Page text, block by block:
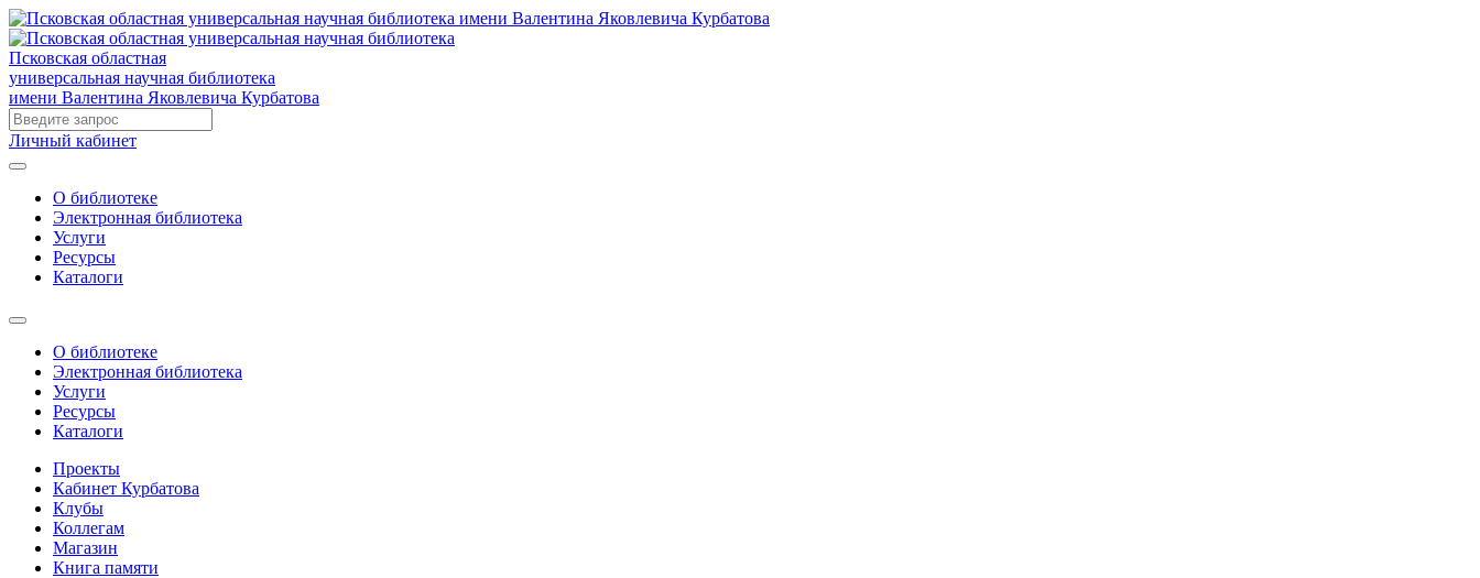
Псковская областная
универсальная научная библиотека
имени Валентина Яковлевича Курбатова
Личный кабинет
О библиотеке
Электронная библиотека
Услуги
Ресурсы
Каталоги
О библиотеке
Электронная библиотека
Услуги
Ресурсы
Каталоги
Проекты
Кабинет Курбатова
Клубы
Коллегам
Магазин
Книга памяти